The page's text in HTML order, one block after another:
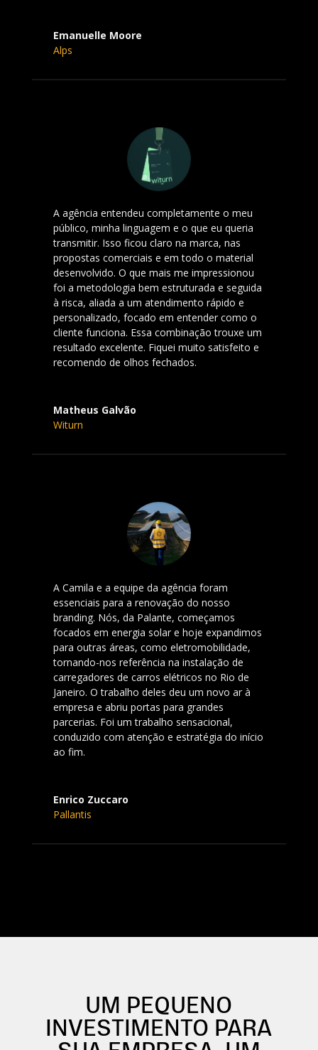
Emanuelle Moore
Alps
A agência entendeu completamente o meu
público, minha linguagem e o que eu queria
transmitir. Isso ficou claro na marca, nas
propostas comerciais e em todo o material
desenvolvido. O que mais me impressionou
foi a metodologia bem estruturada e seguida
à risca, aliada a um atendimento rápido e
personalizado, focado em entender como o
cliente funciona. Essa combinação trouxe um
resultado excelente. Fiquei muito satisfeito e
recomendo de olhos fechados.
Matheus Galvão
Witurn
A Camila e a equipe da agência foram
essenciais para a renovação do nosso
branding. Nós, da Palante, começamos
focados em energia solar e hoje expandimos
para outras áreas, como eletromobilidade,
tornando-nos referência na instalação de
carregadores de carros elétricos no Rio de
Janeiro. O trabalho deles deu um novo ar à
empresa e abriu portas para grandes
parcerias. Foi um trabalho sensacional,
conduzido com atenção e estratégia do início
ao fim.
Enrico Zuccaro
Pallantis
UM PEQUENO
INVESTIMENTO PARA